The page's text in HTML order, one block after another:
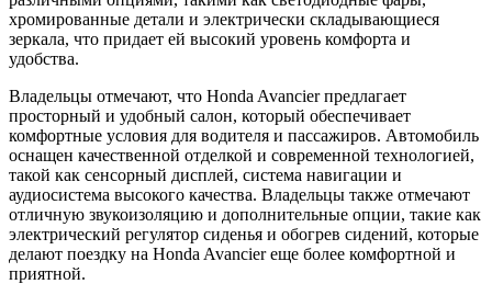
хромированные детали и электрически складывающиеся
зеркала, что придает ей высокий уровень комфорта и
удобства.
Владельцы отмечают, что Honda Avancier предлагает
просторный и удобный салон, который обеспечивает
комфортные условия для водителя и пассажиров. Автомобиль
оснащен качественной отделкой и современной технологией,
такой как сенсорный дисплей, система навигации и
аудиосистема высокого качества. Владельцы также отмечают
отличную звукоизоляцию и дополнительные опции, такие как
электрический регулятор сиденья и обогрев сидений, которые
делают поездку на Honda Avancier еще более комфортной и
приятной.